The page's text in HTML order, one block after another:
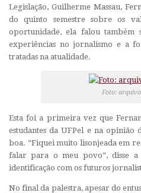
Legislação, Guilherme Massau,
do quinto semestre sobre os
oportunidade, ela falou também
experiências no jornalismo e a
tratadas na atualidade.
Foto:
Esta foi a primeira vez que
estudantes da UFPel e na
boa. “Fiquei muito lisonjeada em
falar para o meu povo”, disse a
identificação com os futuros
No final da palestra, apesar do